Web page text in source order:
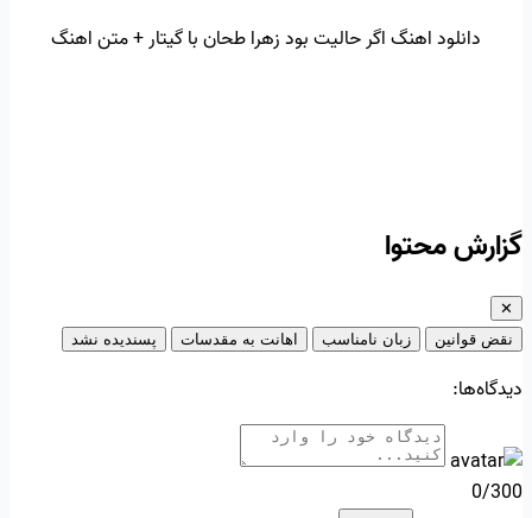
دانلود اهنگ اگر حالیت بود زهرا طحان با گیتار + متن اهنگ
گزارش محتوا
✕
نقض قوانین
زبان نامناسب اهانت به مقدسات پسندیده نشد
دیدگاه‌ها:
0/300